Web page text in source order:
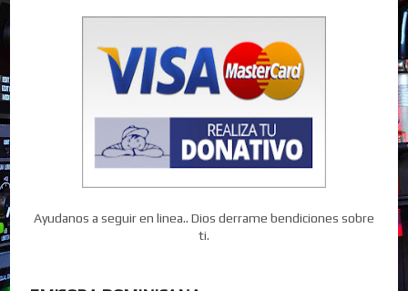
Ayudanos a seguir en linea.. Dios derrame bendiciones sobre
ti.